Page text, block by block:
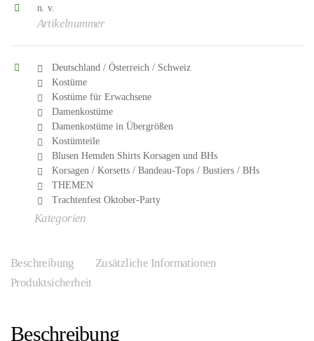
n. v.
Artikelnummer
Deutschland / Österreich / Schweiz
Kostüme
Kostüme für Erwachsene
Damenkostüme
Damenkostüme in Übergrößen
Kostümteile
Blusen Hemden Shirts Korsagen und BHs
Korsagen / Korsetts / Bandeau-Tops / Bustiers / BHs
THEMEN
Trachtenfest Oktober-Party
Kategorien
Beschreibung
Zusätzliche Informationen
Produktsicherheit
Beschreibung